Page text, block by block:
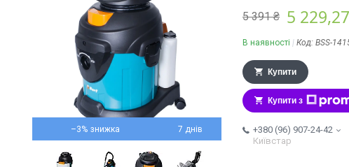
–3% 7 днів
5 391 ₴ 5
В наявності Код: BSS-
Купити
Купити з
+380 (96) 907-24-42
Київстар